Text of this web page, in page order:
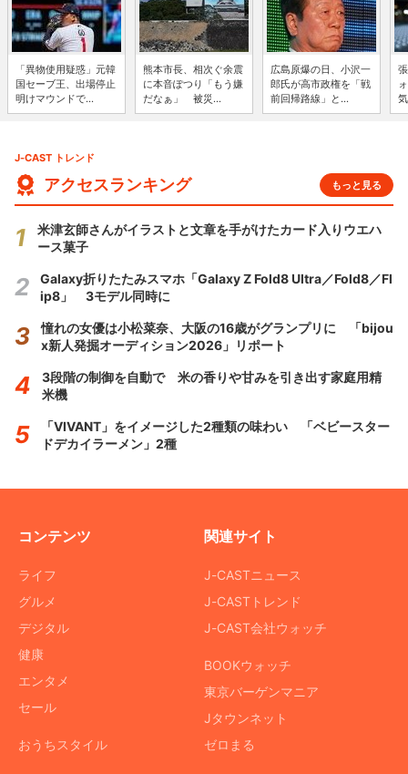
「異物使用疑惑」元韓
国セーブ王、出場停止
明けマウンドで...
熊本市長、相次ぐ余震
に本音ぽつり「もう嫌
だなぁ」 被災...
広島原爆の日、小沢一
郎氏が高市政権を「戦
前回帰路線」と...
J-CAST トレンド
アクセスランキング もっと見る
米津玄師さんがイラストと文章を手がけたカード入りウエハ
ース菓子
Galaxy折りたたみスマホ「Galaxy Z Fold8 Ultra／Fold8／Fl
ip8」 3モデル同時に
憧れの女優は小松菜奈、大阪の16歳がグランプリに 「bijou
x新人発掘オーディション2026」リポート
3段階の制御を自動で 米の香りや甘みを引き出す家庭用精
米機
「VIVANT」をイメージした2種類の味わい 「ベビースター
ドデカイラーメン」2種
コンテンツ
ライフ
グルメ
デジタル
健康
エンタメ
セール
おうちスタイル
関連サイト
J-CASTニュース
J-CASTトレンド
J-CAST会社ウォッチ
BOOKウォッチ
東京バーゲンマニア
Jタウンネット
ゼロまる